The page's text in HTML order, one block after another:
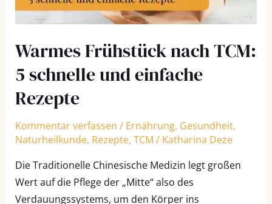
Warmes Frühstück nach TCM:
5 schnelle und einfache
Rezepte
Kommentar verfassen / Ernährung, Gesundheit,
Naturheilkunde, Rezepte, TCM / Katharina Deze
Die Traditionelle Chinesische Medizin legt großen
Wert auf die Pflege der „Mitte“ also des
Verdauungssystems, um den Körper ins
einfache